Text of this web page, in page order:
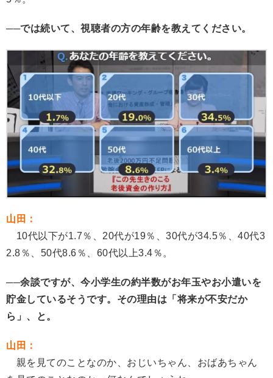
──では続いて、視聴者の方の年齢を教えてください。
山田：
10代以下が1.7％、20代が19％、30代が34.5％、40代3
2.8％、50代8.6％、60代以上3.4％。
──余談ですが、今小学生の約半数がお年玉やお小遣いを
貯金しているそうです。その理由は「将来が不安だか
ら」、と。
山田：
親を見てのことなのか、おじいちゃん、おばあちゃん